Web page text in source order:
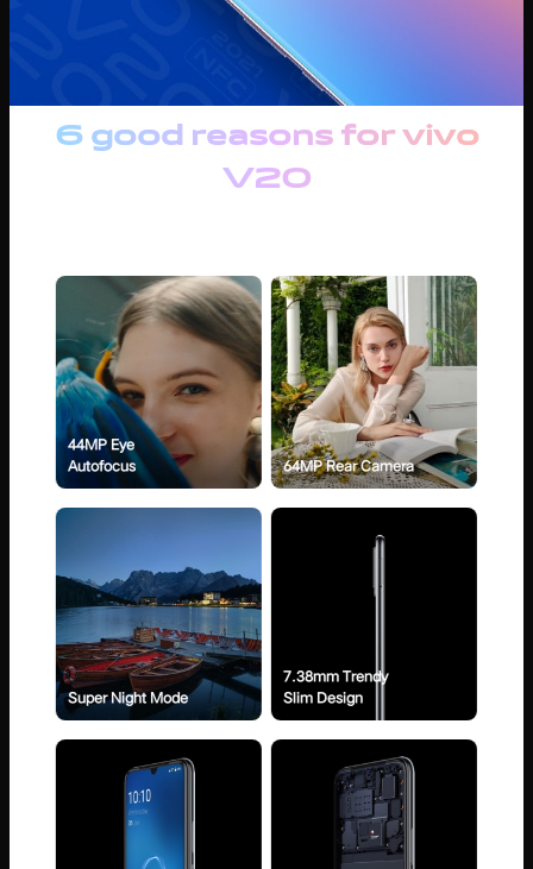
6 good reasons for vivo
V20
44MP Eye
Autofocus
64MP Rear Camera
Super Night Mode
7.38mm Trendy
Slim Design